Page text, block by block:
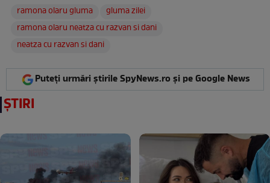
ramona olaru gluma
gluma zilei
ramona olaru neatza cu razvan si dani
neatza cu razvan si dani
Puteți urmări știrile SpyNews.ro și pe Google News
ȘTIRI